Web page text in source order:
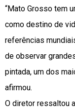
“Mato Grosso tem
como destino de
referências
de observar
pintada, um dos
afirmou.
O diretor ressaltou